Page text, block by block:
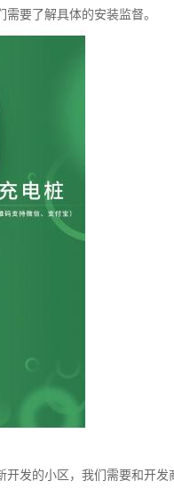
要了解具体的安装监督。
发的小区，我们需要和开发